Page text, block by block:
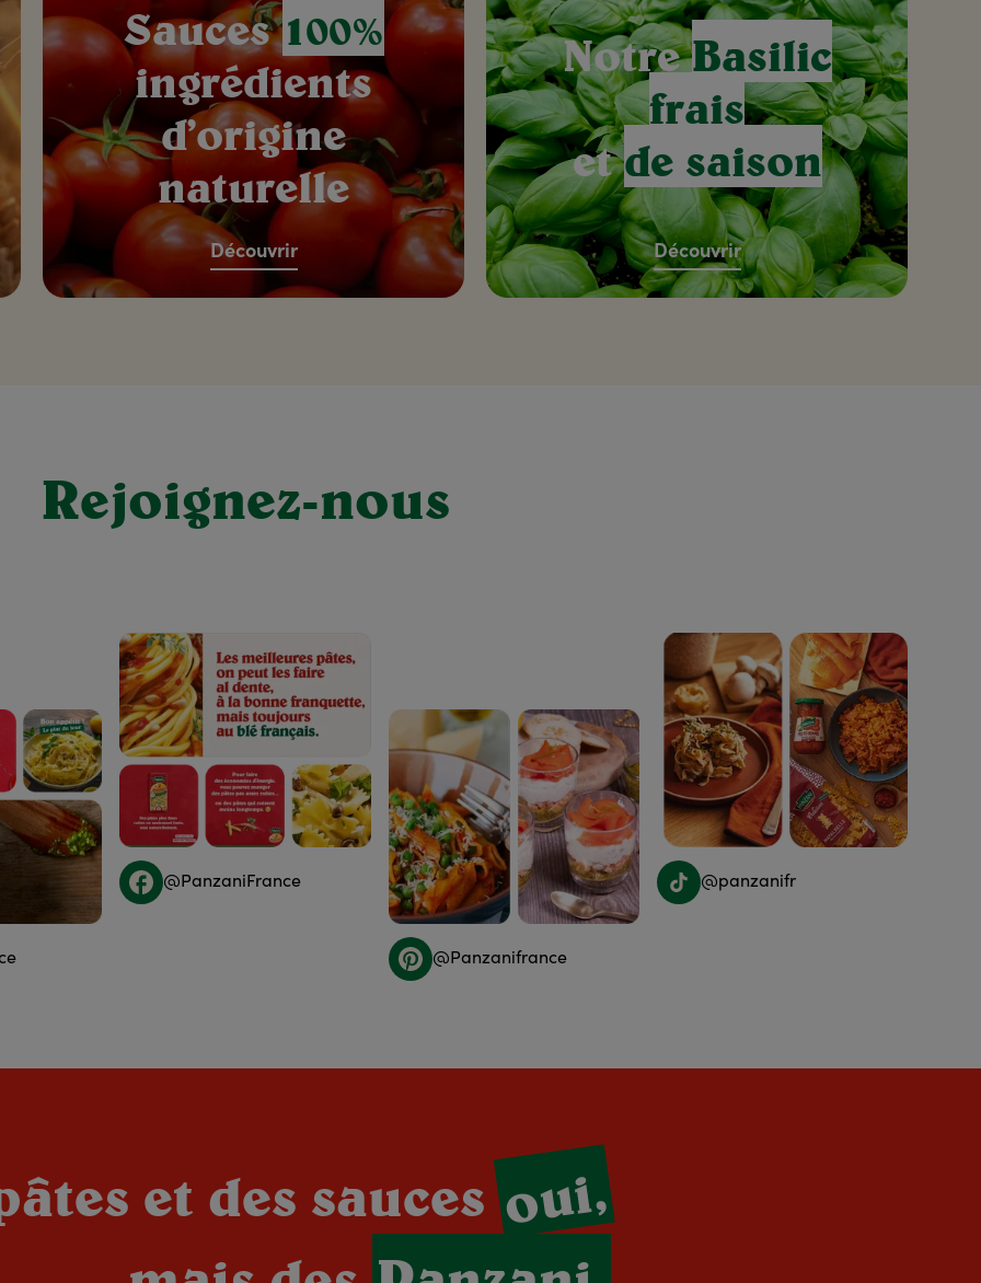
Sauces100%
ingrédients
d’origine
naturelle
Découvrir
NotreBasilic
frais
etde saison
Découvrir
Rejoignez-nous
@PanzaniFrance
@Panzanifrance
@panzanifr
et des saucesoui,